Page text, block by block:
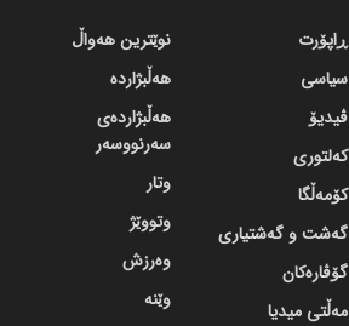
ڕاپۆرت
سیاسی
ڤیدیۆ
کەلتوری
کۆمەڵگا
گه‌شت و گه‌شتیاری
گۆڤاره‌کان
مەڵتی میدیا
نوێترین هەواڵ
هەڵبژاردە
هەڵبژاردەی
سەرنووسەر
وتار
وتووێژ
وەرزش
وێنە